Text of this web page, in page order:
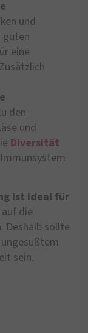
und
guten
eine
den
und
Diversität
ist ideal für
die
Deshalb sollte
sein.